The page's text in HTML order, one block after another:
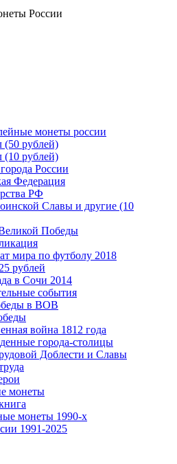
России
монеты россии
(50 рублей)
(10 рублей)
России
Федерация
РФ
Славы и другие (10
Победы
мира по футболу 2018
рублей
в Сочи 2014
события
в ВОВ
война 1812 года
города-столицы
Доблести и Славы
монеты
монеты 1990-х
1991-2025